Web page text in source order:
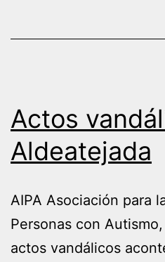
Actos
Aldeatejada
AIPA Asociación para
Personas con
actos vandálicos